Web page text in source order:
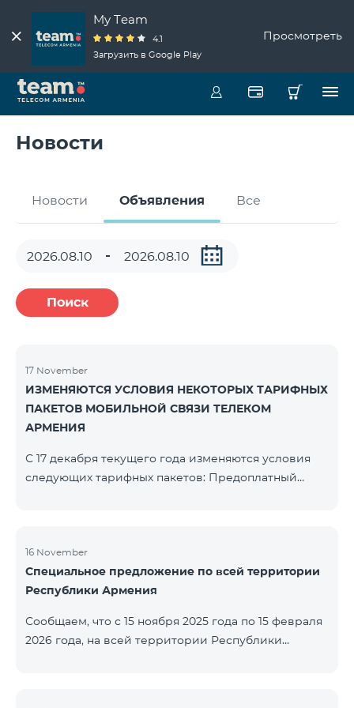
My Team
4.1
Загрузить в Google Play
Просмотреть
Новости
Новости Объявления Все
Поиск
17 November
ИЗМЕНЯЮТСЯ УСЛОВИЯ НЕКОТОРЫХ ТАРИФНЫХ
ПАКЕТОВ МОБИЛЬНОЙ СВЯЗИ ТЕЛЕКОМ
АРМЕНИЯ
С 17 декабря текущего года изменяются условия
следующих тарифных пакетов: Предоплатный
Абоненты получат 600 минут на все сети РА, США,
Канады, Beeline РФ и Tele2 вместо прежних 300
минут и 14 ГБ интернета вместо прежних 7 ГБ.
будет переименован в «Be Free 3200». Абонентская
пла
16 November
Специальное предложение по всей территории
Республики Армения
Сообщаем, что с 15 ноября 2025 года по 15 февраля
2026 года, на всей территории Республики